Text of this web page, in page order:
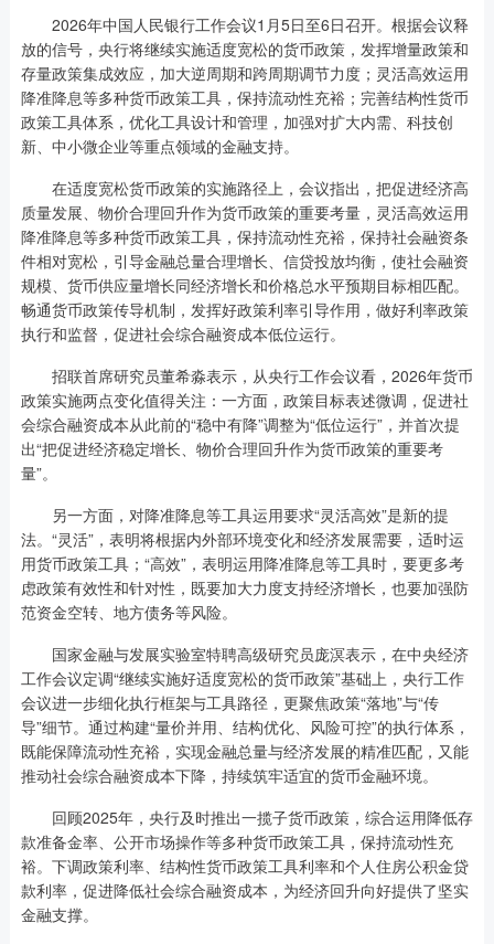
2026年中国人民银行工作会议1月5日至6日召开。根据会议释
放的信号，央行将继续实施适度宽松的货币政策，发挥增量政策和
存量政策集成效应，加大逆周期和跨周期调节力度；灵活高效运用
降准降息等多种货币政策工具，保持流动性充裕；完善结构性货币
政策工具体系，优化工具设计和管理，加强对扩大内需、科技创
新、中小微企业等重点领域的金融支持。
在适度宽松货币政策的实施路径上，会议指出，把促进经济高
质量发展、物价合理回升作为货币政策的重要考量，灵活高效运用
降准降息等多种货币政策工具，保持流动性充裕，保持社会融资条
件相对宽松，引导金融总量合理增长、信贷投放均衡，使社会融资
规模、货币供应量增长同经济增长和价格总水平预期目标相匹配。
畅通货币政策传导机制，发挥好政策利率引导作用，做好利率政策
执行和监督，促进社会综合融资成本低位运行。
招联首席研究员董希淼表示，从央行工作会议看，2026年货币
政策实施两点变化值得关注：一方面，政策目标表述微调，促进社
会综合融资成本从此前的“稳中有降”调整为“低位运行”，并首次提
出“把促进经济稳定增长、物价合理回升作为货币政策的重要考
量”。
另一方面，对降准降息等工具运用要求“灵活高效”是新的提
法。“灵活”，表明将根据内外部环境变化和经济发展需要，适时运
用货币政策工具；“高效”，表明运用降准降息等工具时，要更多考
虑政策有效性和针对性，既要加大力度支持经济增长，也要加强防
范资金空转、地方债务等风险。
国家金融与发展实验室特聘高级研究员庞溟表示，在中央经济
工作会议定调“继续实施好适度宽松的货币政策”基础上，央行工作
会议进一步细化执行框架与工具路径，更聚焦政策“落地”与“传
导”细节。通过构建“量价并用、结构优化、风险可控”的执行体系，
既能保障流动性充裕，实现金融总量与经济发展的精准匹配，又能
推动社会综合融资成本下降，持续筑牢适宜的货币金融环境。
回顾2025年，央行及时推出一揽子货币政策，综合运用降低存
款准备金率、公开市场操作等多种货币政策工具，保持流动性充
裕。下调政策利率、结构性货币政策工具利率和个人住房公积金贷
款利率，促进降低社会综合融资成本，为经济回升向好提供了坚实
金融支撑。